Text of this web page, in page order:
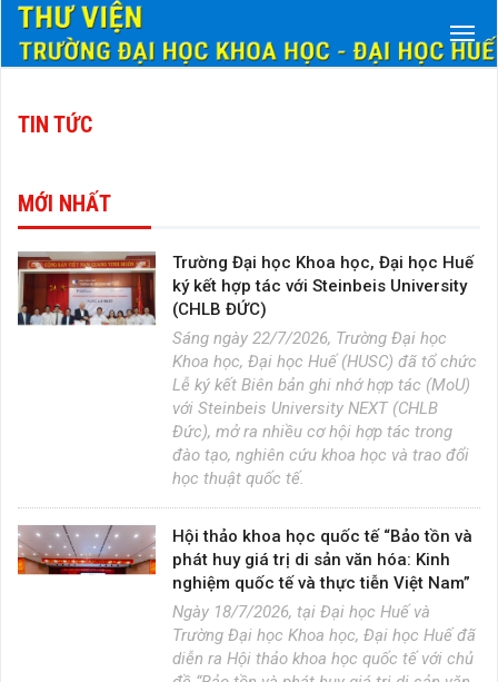
TIN TỨC
MỚI NHẤT
Trường Đại học Khoa học, Đại học Huế
ký kết hợp tác với Steinbeis University
(CHLB ĐỨC)
Sáng ngày 22/7/2026, Trường Đại học
Khoa học, Đại học Huế (HUSC) đã tổ chức
Lễ ký kết Biên bản ghi nhớ hợp tác (MoU)
với Steinbeis University NEXT (CHLB
Đức), mở ra nhiều cơ hội hợp tác trong
đào tạo, nghiên cứu khoa học và trao đổi
học thuật quốc tế.
Hội thảo khoa học quốc tế “Bảo tồn và
phát huy giá trị di sản văn hóa: Kinh
nghiệm quốc tế và thực tiễn Việt Nam”
Ngày 18/7/2026, tại Đại học Huế và
Trường Đại học Khoa học, Đại học Huế đã
diễn ra Hội thảo khoa học quốc tế với chủ